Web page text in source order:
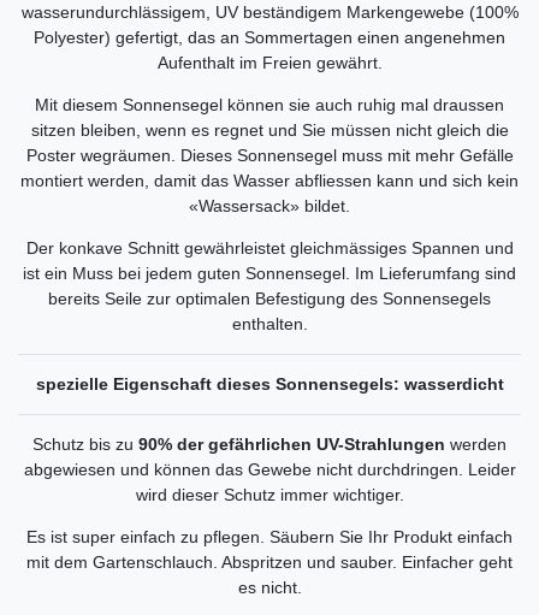
wasserundurchlässigem, UV beständigem Markengewebe (100%
Polyester) gefertigt, das an Sommertagen einen angenehmen
Aufenthalt im Freien gewährt.
Mit diesem Sonnensegel können sie auch ruhig mal draussen
sitzen bleiben, wenn es regnet und Sie müssen nicht gleich die
Poster wegräumen. Dieses Sonnensegel muss mit mehr Gefälle
montiert werden, damit das Wasser abfliessen kann und sich kein
«Wassersack» bildet.
Der konkave Schnitt gewährleistet gleichmässiges Spannen und
ist ein Muss bei jedem guten Sonnensegel. Im Lieferumfang sind
bereits Seile zur optimalen Befestigung des Sonnensegels
enthalten.
spezielle Eigenschaft dieses Sonnensegels: wasserdicht
Schutz bis zu 90% der gefährlichen UV-Strahlungen werden
abgewiesen und können das Gewebe nicht durchdringen. Leider
wird dieser Schutz immer wichtiger.
Es ist super einfach zu pflegen. Säubern Sie Ihr Produkt einfach
mit dem Gartenschlauch. Abspritzen und sauber. Einfacher geht
es nicht.